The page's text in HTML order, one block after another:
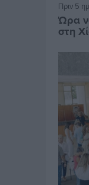
Πριν 5
Ώρα
στη